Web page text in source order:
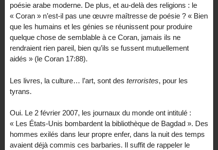
poésie arabe moderne. De plus, et au-delà des religions : le
« Coran » n’est-il pas une œuvre maîtresse de poésie ? « Bien
que les humains et les génies se réunissent pour produire
quelque chose de semblable à ce Coran, jamais ils ne
rendraient rien pareil, bien qu’ils se fussent mutuellement
aidés » (le Coran 17:88).
Les livres, la culture… l’art, sont des terroristes, pour les
tyrans.
Oui. Le 2 février 2007, les journaux du monde ont intitulé :
« Les États-Unis bombardent la bibliothèque de Bagdad ». Des
hommes exilés dans leur propre enfer, dans la nuit des temps
avaient déjà commis ces barbaries. Il suffit de rappeler le